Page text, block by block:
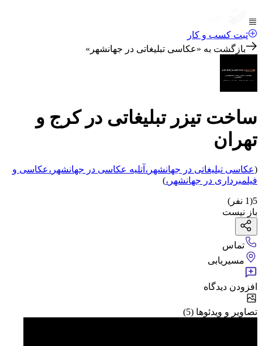
ثبت کسب و کار
بازگشت به «عکاسی تبلیغاتی در جهانشهر »
ساخت تیزر تبلیغاتی در کرج و
تهران
(عکاسی تبلیغاتی در جهانشهر ، آتلیه عکاسی در جهانشهر ،عکاسی و
فیلمبرداری در جهانشهر ،)
5
(
1 نفر)
باز نیست
تماس
مسیریابی
افزودن دیدگاه
تصاویر و ویدئوها (5)